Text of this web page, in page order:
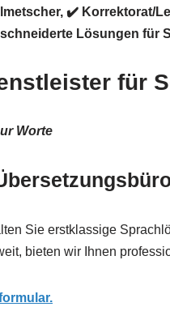
✔️ Korrektorat/
Lösungen für
für
Worte
Sie erstklassige
bieten wir Ihnen